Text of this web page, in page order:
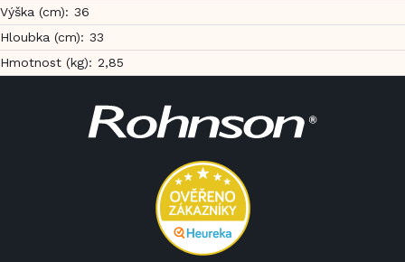
Výška (cm): 36
Hloubka (cm): 33
Hmotnost (kg): 2,85